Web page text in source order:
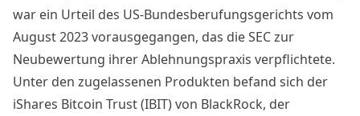
war ein Urteil des US-Bundesberufungsgerichts vom
August 2023 vorausgegangen, das die SEC zur
Neubewertung ihrer Ablehnungspraxis verpflichtete.
Unter den zugelassenen Produkten befand sich der
iShares Bitcoin Trust (IBIT) von BlackRock, der